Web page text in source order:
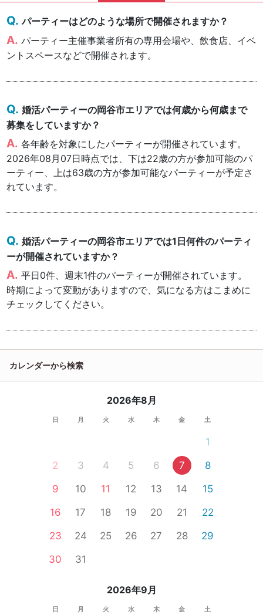
パーティーはどのような場所で開催されますか？
パーティー主催事業者所有の専用会場や、飲食店、イベ
ントスペースなどで開催されます。
婚活パーティーの岡谷市エリアでは何歳から何歳まで
募集をしていますか？
各年齢を対象にしたパーティーが開催されています。
2026年08月07日時点では、下は22歳の方が参加可能のパ
ーティー、上は63歳の方が参加可能なパーティーが予定さ
れています。
婚活パーティーの岡谷市エリアでは1日何件のパーティ
ーが開催されていますか？
平日0件、週末1件のパーティーが開催されています。
時期によって変動がありますので、気になる方はこまめに
チェックしてください。
カレンダーから検索
2026年8月
日 月 火 水 木 金 土
1
2
3 4 5 6 7
8
9
10 11 12 13 14
15
16
17 18 19 20 21
22
23
24 25 26 27 28
29
30
31
2026年9月
日 月 火 水 木 金 土